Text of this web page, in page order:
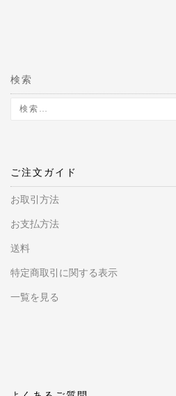
検索
ご注文ガイド
お取引方法
お支払方法
送料
特定商取引に関する表示
一覧を見る